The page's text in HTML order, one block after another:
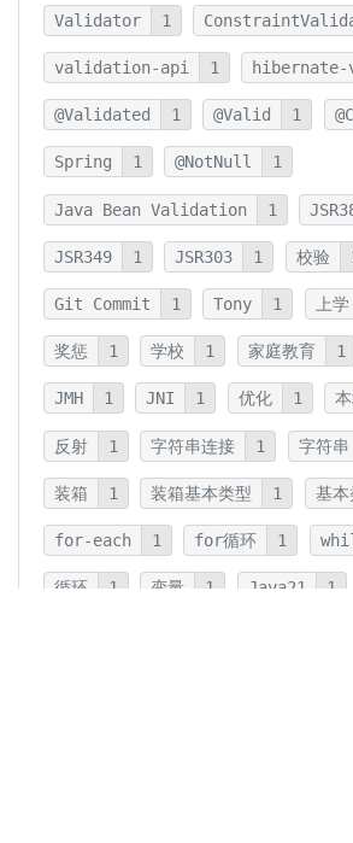
Validator 1
validation-api 1
@Validated 1 @Valid 1
Spring 1 @NotNull 1
Java Bean Validation 1
JSR349 1 JSR303 1 校验
Git Commit 1 Tony 1 上学
奖惩 1 学校 1 家庭教育 1
JMH 1 JNI 1 优化 1
反射 1 字符串连接 1 字符串
装箱 1 装箱基本类型 1 基本
for-each 1 for循环 1
循环 1 变量 1 Java21 1